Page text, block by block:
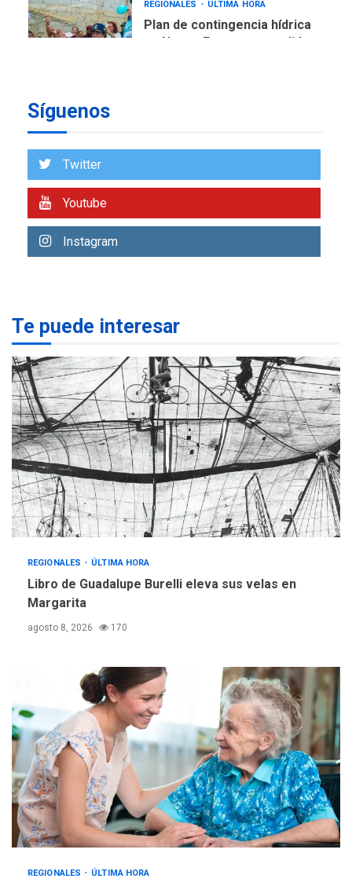
Plan de contingencia hídrica
en Nueva Esparta consolida
7
1
Libro de Guadalupe Burelli
2
Programa “Cuidadores 360”
adultos mayores
3
REGIONALES ÚLTIMA HORA
Mariño fortalece capacidad
operativa con flota
vehicular de 60 unidades
adquiridas en un año de
gestión
4
REGIONALES ÚLTIMA HORA
Reparan hundimiento de la
la altura de Macho Muerto
creación y manejo de
estadísticas de turismo
Síguenos
Twitter
Youtube
Instagram
Te puede interesar
REGIONALES ÚLTIMA HORA
Libro de Guadalupe Burelli eleva sus velas en
Margarita
agosto 8, 2026 170
REGIONALES ÚLTIMA HORA